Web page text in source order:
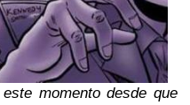
momento desde que